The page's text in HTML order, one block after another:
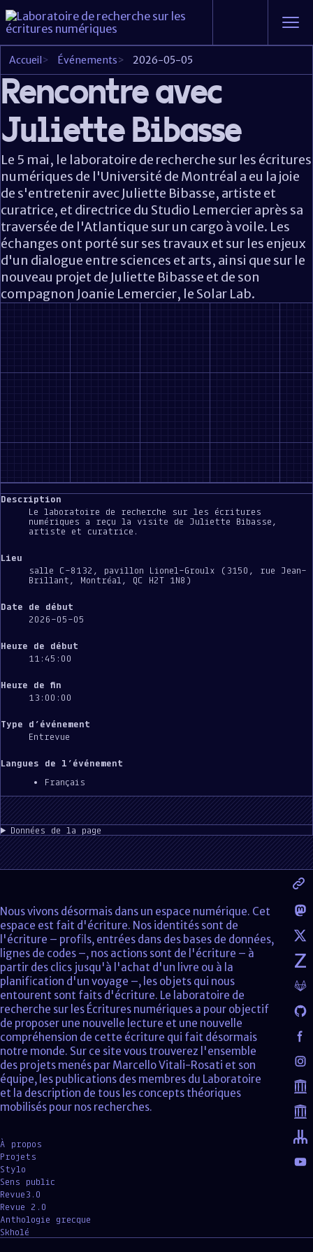
Accueil> Événements> 2026-05-05
Rencontre avec
Juliette Bibasse
Le 5 mai, le laboratoire de recherche sur les écritures
numériques de l'Université de Montréal a eu la joie
de s'entretenir avec Juliette Bibasse, artiste et
curatrice, et directrice du Studio Lemercier après sa
traversée de l'Atlantique sur un cargo à voile. Les
échanges ont porté sur ses travaux et sur les enjeux
d'un dialogue entre sciences et arts, ainsi que sur le
nouveau projet de Juliette Bibasse et de son
compagnon Joanie Lemercier, le Solar Lab.
Description
Le laboratoire de recherche sur les écritures
numériques a reçu la visite de Juliette Bibasse,
artiste et curatrice.
Lieu
salle C-8132, pavillon Lionel-Groulx (3150, rue Jean-
Brillant, Montréal, QC H2T 1N8)
Date de début
2026-05-05
Heure de début
11:45:00
Heure de fin
13:00:00
Type d’événement
Entrevue
Langues de l’événement
Français
Données de la page
Nous vivons désormais dans un espace numérique. Cet
espace est fait d'écriture. Nos identités sont de
l'écriture – profils, entrées dans des bases de données,
lignes de codes –, nos actions sont de l'écriture – à
partir des clics jusqu'à l'achat d'un livre ou à la
planification d'un voyage –, les objets qui nous
entourent sont faits d'écriture. Le laboratoire de
recherche sur les Écritures numériques a pour objectif
de proposer une nouvelle lecture et une nouvelle
compréhension de cette écriture qui fait désormais
notre monde. Sur ce site vous trouverez l'ensemble
des projets menés par Marcello Vitali-Rosati et son
équipe, les publications des membres du Laboratoire
et la description de tous les concepts théoriques
mobilisés pour nos recherches.
À propos
Projets
Stylo
Sens public
Revue3.0
Revue 2.0
Anthologie grecque
Skholé